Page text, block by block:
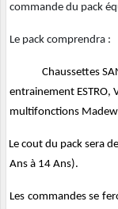
commande du pack
Le pack comprendra :
Chaussettes
entrainement ESTRO,
multifonctions
Le cout du pack sera
Ans à 14 Ans).
Les commandes se